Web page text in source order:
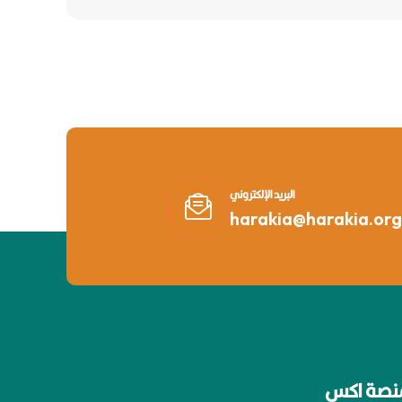
البريد الإلكتروني
اكس